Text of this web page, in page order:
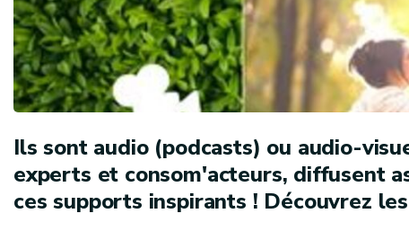
Ils sont audio (podcasts) ou audio-
experts et consom'acteurs, diffusent
ces supports inspirants ! Découvrez